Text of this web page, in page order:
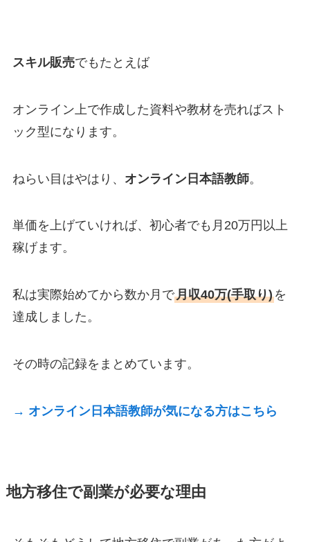
スキル販売でもたとえば
オンライン上で作成した資料や教材を売ればスト
ック型になります。
ねらい目はやはり、 オンライン日本語教師。
単価を上げていければ、初心者でも月20万円以上
稼げます。
私は実際始めてから数か月で月収40万(手取り)を
達成しました。
その時の記録をまとめています。
→ オンライン日本語教師が気になる方はこちら
地方移住で副業が必要な理由